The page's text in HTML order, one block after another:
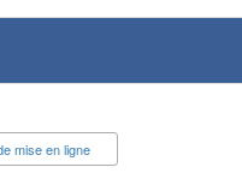
mise en ligne